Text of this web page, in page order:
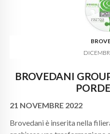
BROVEDANI
21 NOVEMBRE 2022
Brovedani è inserita nella